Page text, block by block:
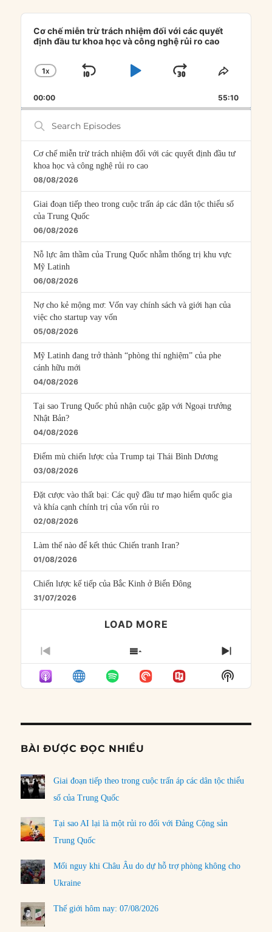
Audio
Player
Cơ chế miễn trừ trách nhiệm đối với các quyết
định đầu tư khoa học và công nghệ rủi ro cao
CHANGE
RATE
1X
SKIP
PLAYJUMP
FORWARD
SHARE
00:00 55:10
Search
Episodes
Cơ chế miễn trừ trách nhiệm đối với các quyết định đầu tư
khoa học và công nghệ rủi ro cao
08/08/2026
Giai đoạn tiếp theo trong cuộc trấn áp các dân tộc thiểu số
của Trung Quốc
06/08/2026
Nỗ lực âm thầm của Trung Quốc nhằm thống trị khu vực
Mỹ Latinh
06/08/2026
Nợ cho kẻ mộng mơ: Vốn vay chính sách và giới hạn của
việc cho startup vay vốn
05/08/2026
Mỹ Latinh đang trở thành “phòng thí nghiệm” của phe
cánh hữu mới
04/08/2026
Tại sao Trung Quốc phủ nhận cuộc gặp với Ngoại trưởng
Nhật Bản?
04/08/2026
Điểm mù chiến lược của Trump tại Thái Bình Dương
03/08/2026
Đặt cược vào thất bại: Các quỹ đầu tư mạo hiểm quốc gia
và khía cạnh chính trị của vốn rủi ro
02/08/2026
Làm thế nào để kết thúc Chiến tranh Iran?
01/08/2026
Chiến lược kế tiếp của Bắc Kinh ở Biển Đông
31/07/2026
LOAD MORE
PREVIOUS
EPISODE
SHOW
EPISODES
LIST
NEXT
Show
Podcast
BÀI ĐƯỢC ĐỌC NHIỀU
Giai đoạn tiếp theo trong cuộc trấn áp các dân tộc thiểu
số của Trung Quốc
Tại sao AI lại là một rủi ro đối với Đảng Cộng sản
Trung Quốc
Mối nguy khi Châu Âu do dự hỗ trợ phòng không cho
Ukraine
Thế giới hôm nay: 07/08/2026